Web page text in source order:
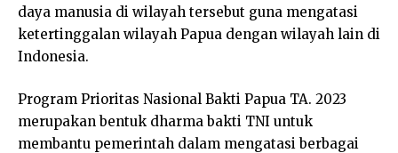
daya manusia di wilayah tersebut guna mengatasi
ketertinggalan wilayah Papua dengan wilayah lain di
Indonesia.
Program Prioritas Nasional Bakti Papua TA. 2023
merupakan bentuk dharma bakti TNI untuk
membantu pemerintah dalam mengatasi berbagai